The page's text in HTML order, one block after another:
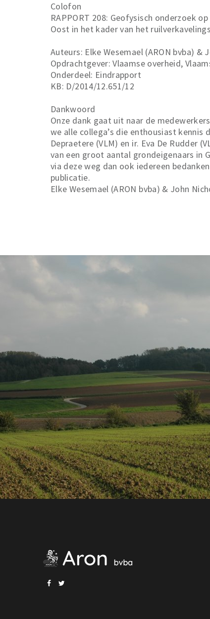
Colofon
RAPPORT 208: Geofysisch onderzoek
Oost in het kader van het
Auteurs: Elke Wesemael (ARON bvba)
Opdrachtgever: Vlaamse overheid,
Onderdeel: Eindrapport
KB: D/2014/12.651/12
Dankwoord
Onze dank gaat uit naar de
we alle collega’s die enthousiast kennis
Depraetere (VLM) en ir. Eva De Rudder
van een groot aantal grondeigenaars in
via deze weg dan ook iedereen
publicatie.
Elke Wesemael (ARON bvba) & John